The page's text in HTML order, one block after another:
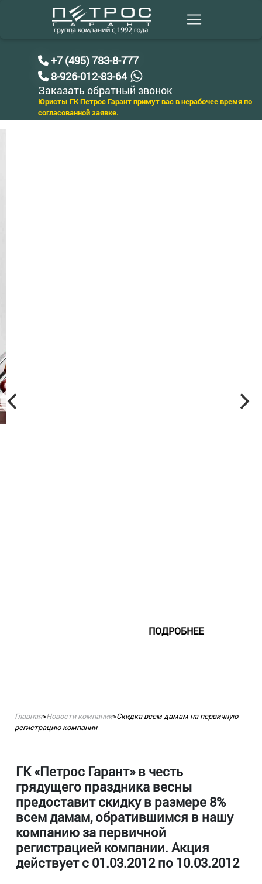
+7 (495) 783-8-777
8-926-012-83-64
Заказать обратный звонок
Юристы ГК Петрос Гарант примут вас в нерабочее время по
согласованной заявке.
ПОДРОБНЕЕ
Главная>Новости компании>Скидка всем дамам на первичную
регистрацию компании
ГК «Петрос Гарант» в честь
грядущего праздника весны
предоставит скидку в размере 8%
всем дамам, обратившимся в нашу
компанию за первичной
регистрацией компании. Акция
действует с 01.03.2012 по 10.03.2012